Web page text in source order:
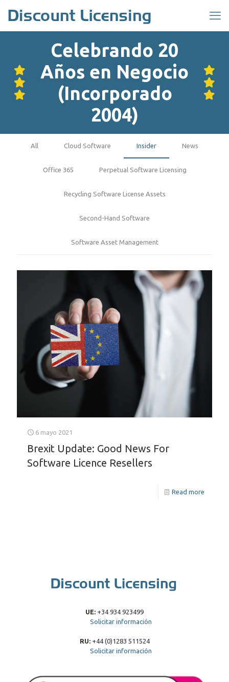
Celebrando 20
Años en Negocio
(Incorporado
2004)
All Cloud Software Insider News
Office 365 Perpetual Software Licensing
Recycling Software License Assets
Second-Hand Software
Software Asset Management
6 mayo 2021
Brexit Update: Good News For
Software Licence Resellers
Read more
UE: +34 934 923499
Solicitar información
RU:+44 (0)1283 511524
Solicitar información